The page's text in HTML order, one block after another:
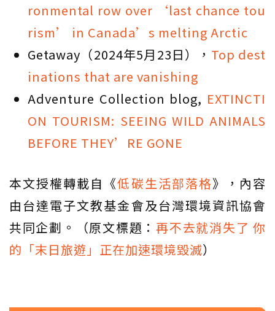
ronmental row over ‘last chance tou
rism’ in Canada’s melting Arctic
Getaway（2024年5月23日）， Top dest
inations that are vanishing
Adventure Collection blog, EXTINCTI
ON TOURISM: SEEING WILD ANIMALS
BEFORE THEY’RE GONE
本文授權轉載自《低碳生活部落格》，內容
由台達電子文教基金會及台灣環境資訊協會
共同企劃。（原文標題：再不去就消失了 你
的「末日旅遊」正在加速環境毀滅）